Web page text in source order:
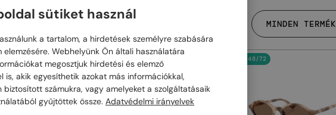
MINDEN TERMÉK
48/72
sütiket használ
a tartalom, a hirdetések személyre szabására
elemzésére. Webhelyünk Ön általi használatára
megosztjuk hirdetési és elemző
is, akik egyesíthetik azokat más információkkal,
biztosított számukra, vagy amelyeket a szolgáltatásaik
gyűjtöttek össze. Adatvédelmi irányelvek